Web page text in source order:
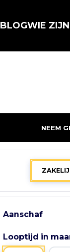
BLOGWIE
NEEM
Aanschaf
Looptijd in